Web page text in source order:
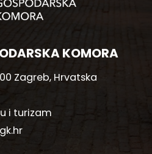
KOMORA
Zagreb, Hrvatska
i turizam